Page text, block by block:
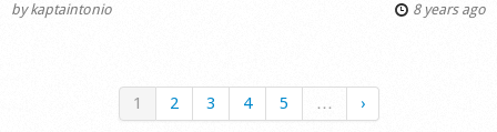
bykaptaintonio 8 years ago
1 2 3 4 5 … ›